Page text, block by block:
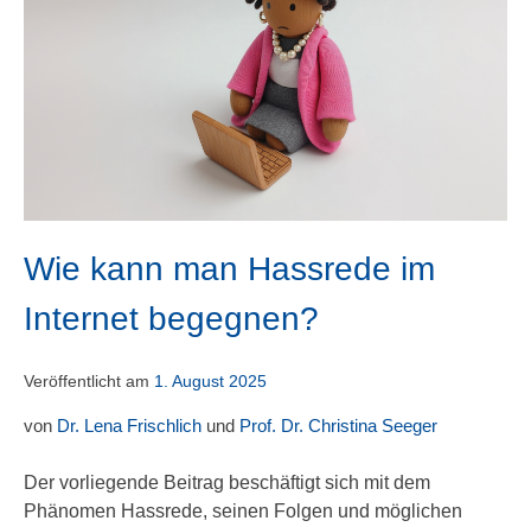
Wie kann man Hassrede im
Internet begegnen?
Veröffentlicht am 1. August 2025
von Dr. Lena Frischlich und Prof. Dr. Christina Seeger
Der vorliegende Beitrag beschäftigt sich mit dem
Phänomen Hassrede, seinen Folgen und möglichen